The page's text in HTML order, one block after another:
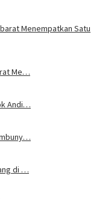
Me…
Andi…
di …